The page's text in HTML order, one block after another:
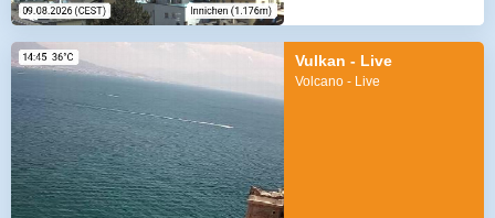
Vulkan - Live
Volcano - Live